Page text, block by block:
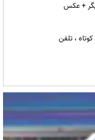
+ عکس
، تلفن